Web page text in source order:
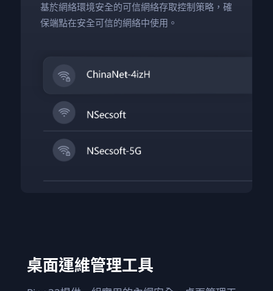
基於網絡環境安全的可信網絡存取控制策略，確
保端點在安全可信的網絡中使用。
桌面運維管理工具